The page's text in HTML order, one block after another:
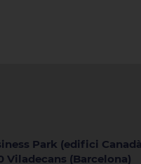
Park (edifici
Viladecans (Barcelona)